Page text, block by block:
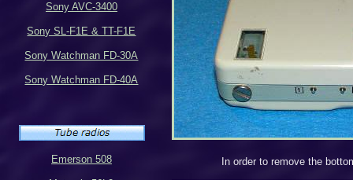
Sony AVC-3400
Sony SL-F1E & TT-F1E
Sony Watchman FD-30A
Sony Watchman FD-40A
Emerson 508 In order to remove the